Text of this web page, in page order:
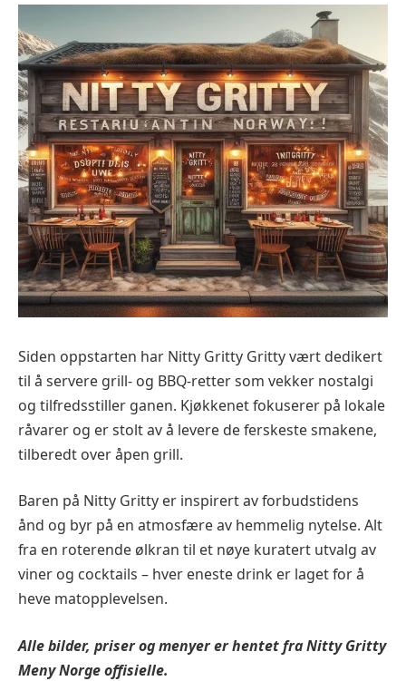
Siden oppstarten har Nitty Gritty Gritty vært dedikert
til å servere grill- og BBQ-retter som vekker nostalgi
og tilfredsstiller ganen. Kjøkkenet fokuserer på lokale
råvarer og er stolt av å levere de ferskeste smakene,
tilberedt over åpen grill.
Baren på Nitty Gritty er inspirert av forbudstidens
ånd og byr på en atmosfære av hemmelig nytelse. Alt
fra en roterende ølkran til et nøye kuratert utvalg av
viner og cocktails – hver eneste drink er laget for å
heve matopplevelsen.
Alle bilder, priser og menyer er hentet fraNitty Gritty
Meny Norge offisielle.